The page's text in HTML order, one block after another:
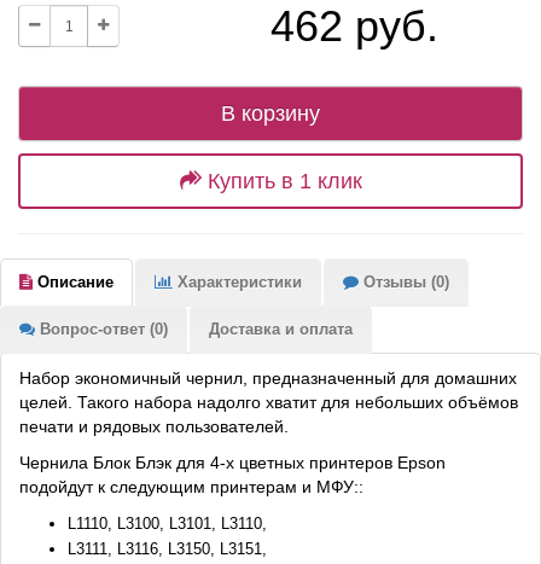
462 руб.
В корзину
Купить в 1 клик
Описание Характеристики Отзывы (0)
Вопрос-ответ (0) Доставка и оплата
Набор экономичный чернил, предназначенный для домашних
целей. Такого набора надолго хватит для небольших объёмов
печати и рядовых пользователей.
Чернила Блок Блэк для 4-х цветных принтеров Epson
подойдут к следующим принтерам и МФУ::
L1110, L3100, L3101, L3110,
L3111, L3116, L3150, L3151,